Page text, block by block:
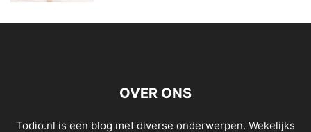
OVER ONS
Todio.nl is een blog met diverse onderwerpen. Wekelijks